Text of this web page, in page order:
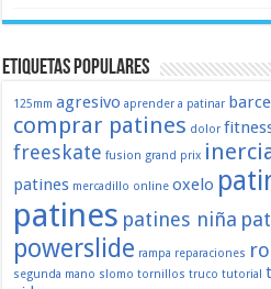
Etiquetas populares
125mm agresivo aprender a patinar
comprar patines dolor
freeskate fusion grand prix
patines mercadillo online oxelo
patines patines niña
powerslide rampa reparaciones
segunda mano slomo tornillos truco tutorial